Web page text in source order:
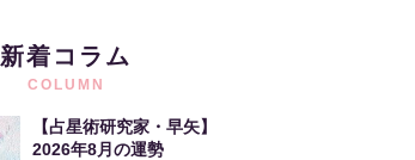
新着コラム
COLUMN
【占星術研究家・早矢】
2026年8月の運勢